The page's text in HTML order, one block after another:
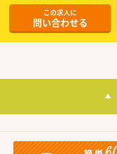
この求人に
問い合わせる